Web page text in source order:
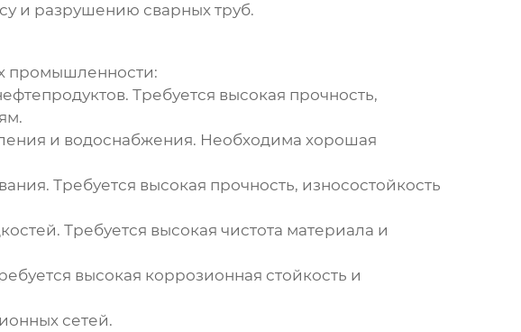
и разрушению сварных труб.
промышленности:
Требуется высокая прочность,
и водоснабжения. Необходима хорошая
Требуется высокая прочность, износостойкость
Требуется высокая чистота материала и
высокая коррозионная стойкость и
сетей.